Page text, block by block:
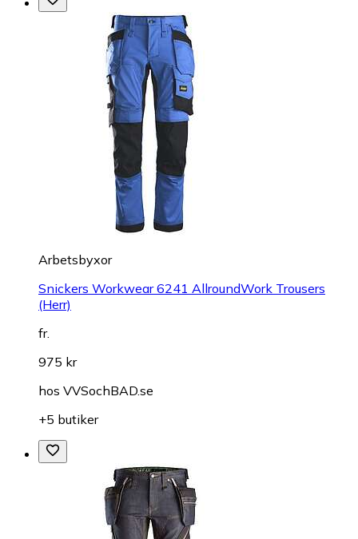
Arbetsbyxor
Snickers Workwear 6241 AllroundWork Trousers
(Herr)
fr.
975 kr
hos VVSochBAD.se
+5 butiker